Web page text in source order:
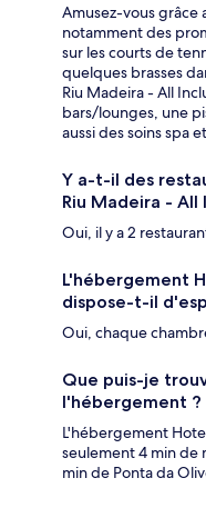
Amusez-vous grâce
notamment des
sur les courts de
quelques brasses
Riu Madeira - All
bars/lounges, une
aussi des soins spa
Y a-t-il des
Riu Madeira - All
Oui, il y a 2
L'hébergement
dispose-t-il
Oui, chaque
Que puis-je
l'hébergement ?
L'hébergement
seulement 4 min de
min de Ponta da